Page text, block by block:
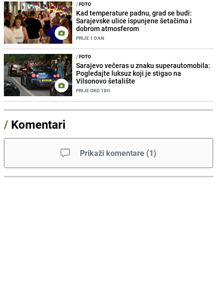
/FOTO
Kad temperature padnu, grad se budi:
Sarajevske ulice ispunjene šetačima i
dobrom atmosferom
PRIJE 1 DAN
/FOTO
Sarajevo večeras u znaku superautomobila:
Pogledajte luksuz koji je stigao na
Vilsonovo šetalište
PRIJE OKO 18H
/ Komentari
Prikaži komentare (1)